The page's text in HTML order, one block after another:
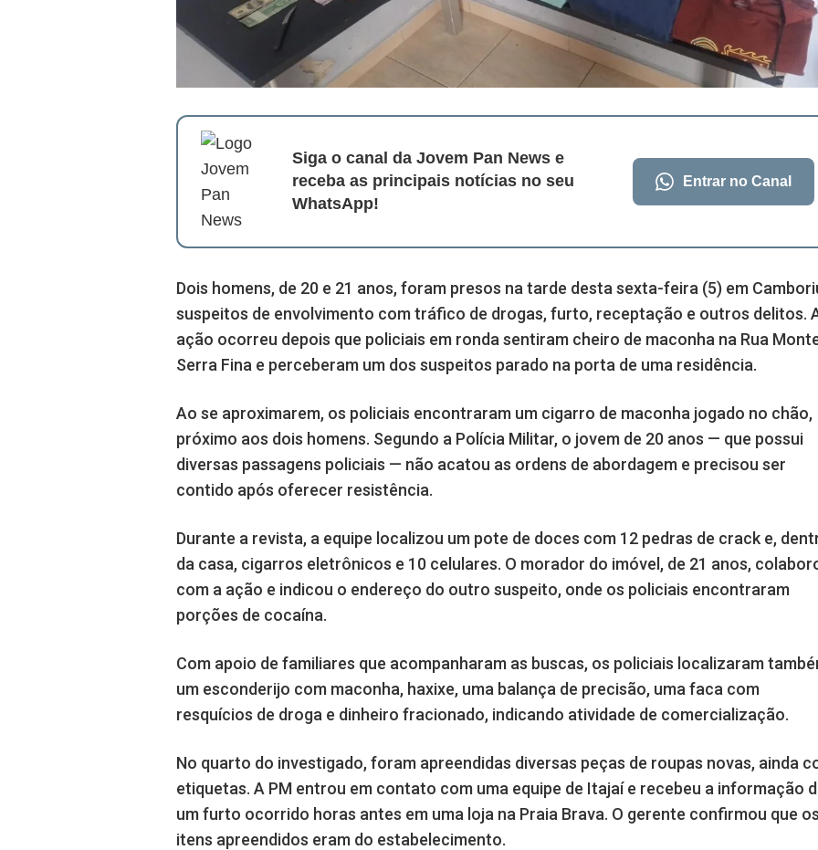
Siga o canal da Jovem Pan News e
receba as principais notícias no seu
WhatsApp!
Entrar no Canal
Dois homens, de 20 e 21 anos, foram presos na tarde desta sexta-feira (5) em
suspeitos de envolvimento com tráfico de drogas, furto, receptação e outros delitos.
ação ocorreu depois que policiais em ronda sentiram cheiro de maconha na Rua
Serra Fina e perceberam um dos suspeitos parado na porta de uma residência.
Ao se aproximarem, os policiais encontraram um cigarro de maconha jogado no chão,
próximo aos dois homens. Segundo a Polícia Militar, o jovem de 20 anos — que possui
diversas passagens policiais — não acatou as ordens de abordagem e precisou ser
contido após oferecer resistência.
Durante a revista, a equipe localizou um pote de doces com 12 pedras de crack e,
da casa, cigarros eletrônicos e 10 celulares. O morador do imóvel, de 21 anos,
com a ação e indicou o endereço do outro suspeito, onde os policiais encontraram
porções de cocaína.
Com apoio de familiares que acompanharam as buscas, os policiais localizaram
um esconderijo com maconha, haxixe, uma balança de precisão, uma faca com
resquícios de droga e dinheiro fracionado, indicando atividade de comercialização.
No quarto do investigado, foram apreendidas diversas peças de roupas novas, ainda
etiquetas. A PM entrou em contato com uma equipe de Itajaí e recebeu a informação
um furto ocorrido horas antes em uma loja na Praia Brava. O gerente confirmou que
itens apreendidos eram do estabelecimento.